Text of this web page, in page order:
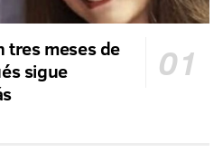
tres meses de
sigue